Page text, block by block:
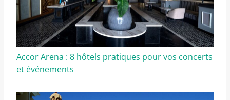
Accor Arena : 8 hôtels pratiques pour vos concerts
et événements